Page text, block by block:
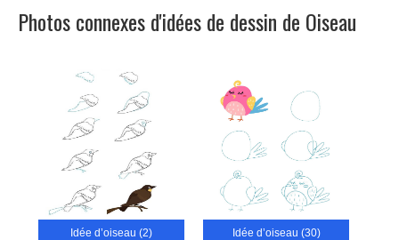
Photos connexes d'idées de dessin de Oiseau
Idée d’oiseau (2) Idée d’oiseau (30)